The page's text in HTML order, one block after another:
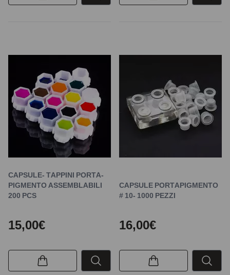
CAPSULE- TAPPINI PORTA-
PIGMENTO ASSEMBLABILI
200 PCS
15,00€
CAPSULE PORTAPIGMENTO
# 10- 1000 PEZZI
16,00€